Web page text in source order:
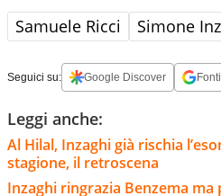
Samuele Ricci Simone
Seguici su: Google Discover
Leggi anche:
Al Hilal, Inzaghi già rischia
stagione, il retroscena
Inzaghi ringrazia Benzema